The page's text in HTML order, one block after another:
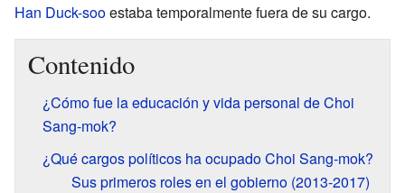
Han Duck-sooestaba temporalmente fuera de su cargo.
Contenido
¿Cómo fue la educación y vida personal de Choi
Sang-mok?
¿Qué cargos políticos ha ocupado Choi Sang-mok?
Sus primeros roles en el gobierno (2013-2017)